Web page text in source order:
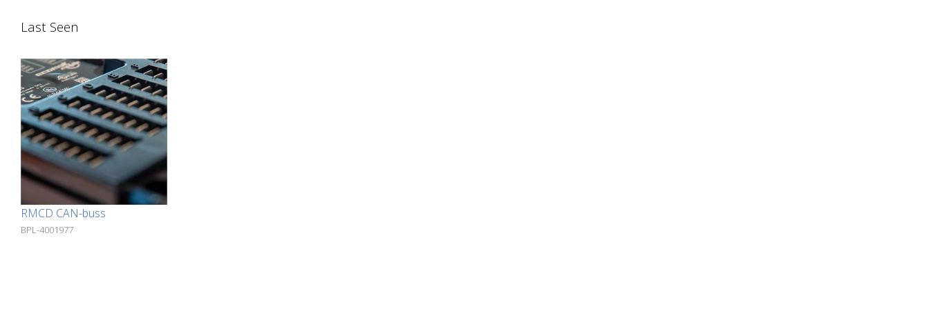
kjøretøyindustrien. - 30 innganger og
timer-innganger - 9 PWM-utganger - 2
digitale utganger - 6 ratiometriske
spenningsutganger - Robust, svært
kompakt hus - Vanntett, 48-pinners
kontaktplugg - 2 CAN-bussgrensesnitt
Last Seen
RMCD CAN-buss
BPL-4001977